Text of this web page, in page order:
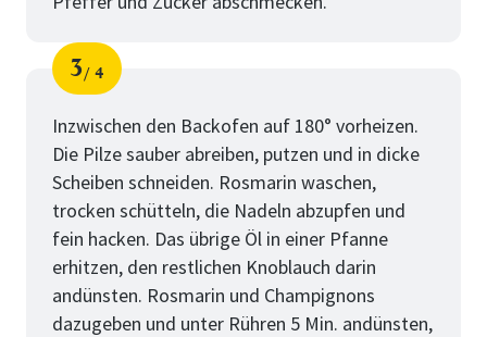
Schritt
3
von
4
Inzwischen den Backofen auf 180° vorheizen.
Die Pilze sauber abreiben, putzen und in dicke
Scheiben schneiden. Rosmarin waschen,
trocken schütteln, die Nadeln abzupfen und
fein hacken. Das übrige Öl in einer Pfanne
erhitzen, den restlichen Knoblauch darin
andünsten. Rosmarin und Champignons
dazugeben und unter Rühren 5 Min. andünsten,